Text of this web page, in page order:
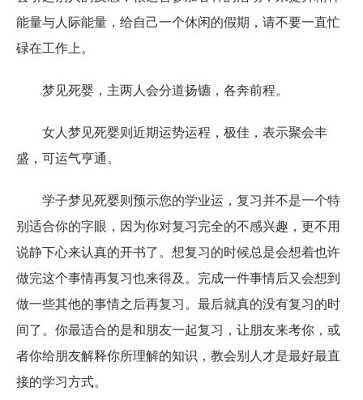
能量与人际能量，给自己一个休闲的假期，请不要一直忙
碌在工作上。
梦见死婴，主两人会分道扬镳，各奔前程。
女人梦见死婴则近期运势运程，极佳，表示聚会丰
盛，可运气亨通。
学子梦见死婴则预示您的学业运，复习并不是一个特
别适合你的字眼，因为你对复习完全的不感兴趣，更不用
说静下心来认真的开书了。想复习的时候总是会想着也许
做完这个事情再复习也来得及。完成一件事情后又会想到
做一些其他的事情之后再复习。最后就真的没有复习的时
间了。你最适合的是和朋友一起复习，让朋友来考你，或
者你给朋友解释你所理解的知识，教会别人才是最好最直
接的学习方式。